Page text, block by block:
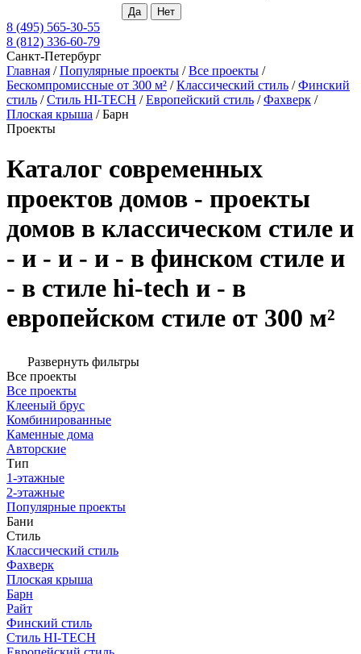
8 (495) 565-30-55
8 (812) 336-60-79
Санкт-Петербург
Главная /Популярные проекты /Все проекты /
Бескомпромиссные от 300 м² /Классический стиль /Финский
стиль /Стиль HI-TECH /Европейский стиль /Фахверк /
Плоская крыша /Барн
Проекты
Каталог современных
проектов домов - проекты
домов в классическом стиле и
- и - и - и - в финском стиле и
- в стиле hi-tech и - в
европейском стиле от 300 м²
Развернуть фильтры
Все проекты
Все проекты
Клееный брус
Комбинированные
Каменные дома
Авторские
Тип
1-этажные
2-этажные
Популярные проекты
Бани
Стиль
Классический стиль
Фахверк
Плоская крыша
Барн
Райт
Финский стиль
Стиль HI-TECH